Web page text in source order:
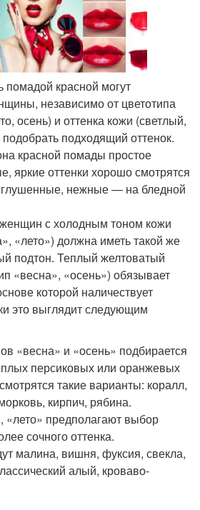
красной могут
независимо от цветотипа
осень) и оттенка кожи (светлый,
подходящий оттенок.
красной помады простое
яркие оттенки хорошо смотрятся
нежные — на бледной
с холодным тоном кожи
«лето») должна иметь такой же
подтон. Теплый желтоватый
«весна», «осень») обязывает
которой наличествует
это выглядит следующим
«весна» и «осень» подбирается
персиковых или оранжевых
такие варианты: коралл,
кирпич, рябина.
«лето» предполагают выбор
сочного оттенка.
малина, вишня, фуксия, свекла,
алый, кроваво-